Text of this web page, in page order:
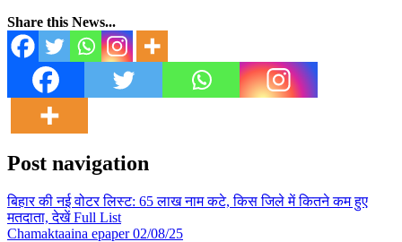
Share this News...
Post navigation
बिहार की नई वोटर लिस्ट: 65 लाख नाम कटे, किस जिले में कितने कम हुए
मतदाता, देखें Full List
Chamaktaaina epaper 02/08/25